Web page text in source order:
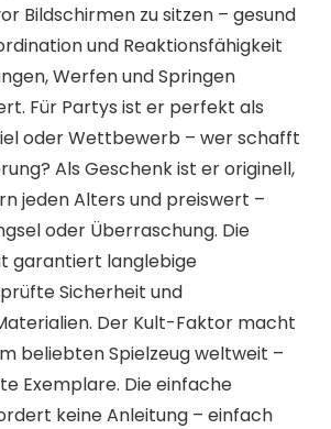
Bildschirmen zu sitzen – gesund
und Reaktionsfähigkeit
Werfen und Springen
Für Partys ist er perfekt als
oder Wettbewerb – wer schafft
Als Geschenk ist er originell,
jeden Alters und preiswert –
oder Überraschung. Die
garantiert langlebige
Sicherheit und
Der Kult-Faktor macht
beliebten Spielzeug weltweit –
Exemplare. Die einfache
keine Anleitung – einfach